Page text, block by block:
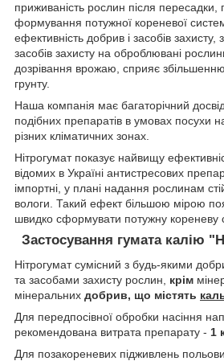
приживаність рослин після пересадки,
формування потужної кореневої
ефективність добрив і засобів захисту,
засобів захисту на оброблювані
дозрівання врожаю, сприяє збільшенню
грунту.
Наша компанія має багаторічний
подібних препаратів в умовах посухи
різних кліматичних зонах.
Нітрогумат показує найвищу
відомих в Україні антистресових
імпортні, у плані надання рослинам
вологи. Такий ефект більшою мірою
швидко сформувати потужну кореневу
Застосування гумата калію
Нітрогумат сумісний з будь-якими
та засобами захисту рослин, крім
мінеральних добрив, що містять
Для передпосівної обробки насіння
рекомендована витрата препарату - 1
Для позакореневих підживлень